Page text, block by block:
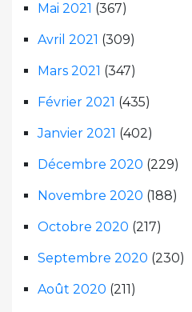
Mai 2021 (367)
Avril 2021 (309)
Mars 2021 (347)
Février 2021 (435)
Janvier 2021 (402)
Décembre 2020 (229)
Novembre 2020 (188)
Octobre 2020 (217)
Septembre 2020 (230)
Août 2020 (211)